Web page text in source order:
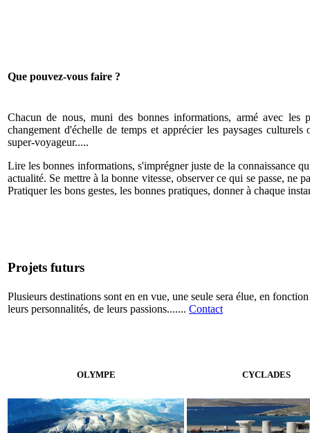
Que pouvez-vous faire ?
Chacun de nous, muni des bonnes informations, armé avec les
changement d'échelle de temps et apprécier les paysages
super-voyageur.....
Lire les bonnes informations, s'imprégner juste de la connaissance
actualité. Se mettre à la bonne vitesse, observer ce qui se passe, ne
Pratiquer les bons gestes, les bonnes pratiques, donner à chaque
Projets futurs
Plusieurs destinations sont en en vue, une seule sera élue, en
leurs personnalités, de leurs passions....... Contact
OLYMPE CYCLADES